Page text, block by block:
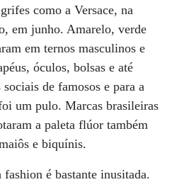
como a Versace, na
em junho. Amarelo, verde
em ternos masculinos e
óculos, bolsas e até
de famosos e para a
um pulo. Marcas brasileiras
a paleta flúor também
e biquínis.
é bastante inusitada.